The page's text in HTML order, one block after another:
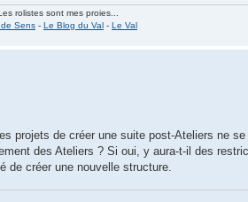
rolistes sont mes proies...
Sens - Le Blog du Val - Le Val
projets de créer une suite post-Ateliers ne
des Ateliers ? Si oui, y aura-t-il des
de créer une nouvelle structure.